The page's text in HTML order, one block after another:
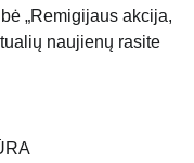
„Remigijaus akcija,
naujienų rasite